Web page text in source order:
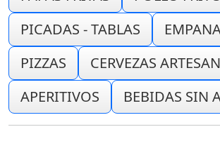
PICADAS - TABLAS
PIZZAS
CERVEZAS
APERITIVOS
BEBIDAS SIN